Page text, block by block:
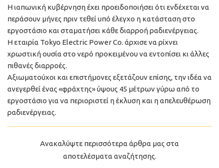
Η ιαπωνική κυβέρνηση έχει προειδοποιήσει ότι ενδέχεται να
περάσουν μήνες πριν τεθεί υπό έλεγχο η κατάσταση στο
εργοστάσιο και σταματήσει κάθε διαρροή ραδιενέργειας.
Η εταιρία Tokyo Electric Power Co. άρχισε να ρίχνει
χρωστική ουσία στο νερό προκειμένου να εντοπίσει κι άλλες
πιθανές διαρροές.
Αξιωματούχοι και επιστήμονες εξετάζουν επίσης, την ιδέα να
ανεγερθεί ένας «φράχτης» ύψους 45 μέτρων γύρω από το
εργοστάσιο για να περιοριστεί η έκλυση και η απελευθέρωση
ραδιενέργειας.
Ανακαλύψτε περισσότερα άρθρα μας στα
αποτελέσματα αναζήτησης.